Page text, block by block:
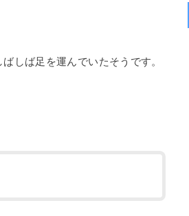
しば足を運んでいたそうです。